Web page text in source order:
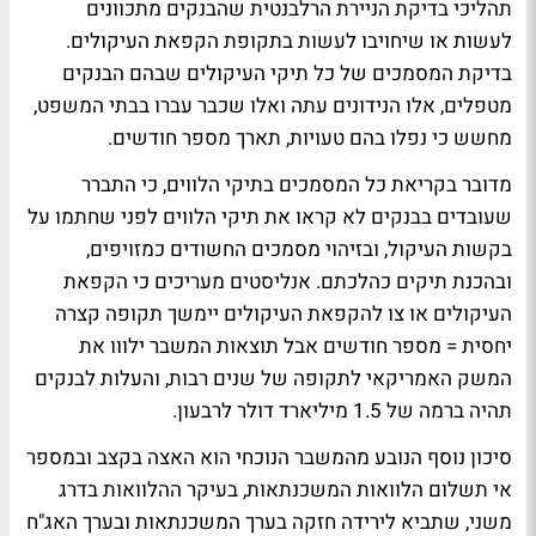
תהליכי בדיקת הניירת הרלבנטית שהבנקים מתכוונים
לעשות או שיחויבו לעשות בתקופת הקפאת העיקולים.
בדיקת המסמכים של כל תיקי העיקולים שבהם הבנקים
מטפלים, אלו הנידונים עתה ואלו שכבר עברו בבתי המשפט,
מחשש כי נפלו בהם טעויות, תארך מספר חודשים.
מדובר בקריאת כל המסמכים בתיקי הלווים, כי התברר
שעובדים בבנקים לא קראו את תיקי הלווים לפני שחתמו על
בקשות העיקול, ובזיהוי מסמכים החשודים כמזויפים,
ובהכנת תיקים כהלכתם. אנליסטים מעריכים כי הקפאת
העיקולים או צו להקפאת העיקולים יימשך תקופה קצרה
יחסית = מספר חודשים אבל תוצאות המשבר ילווו את
המשק האמריקאי לתקופה של שנים רבות, והעלות לבנקים
תהיה ברמה של 1.5 מיליארד דולר לרבעון.
סיכון נוסף הנובע מהמשבר הנוכחי הוא האצה בקצב ובמספר
אי תשלום הלוואות המשכנתאות, בעיקר ההלוואות בדרג
משני, שתביא לירידה חזקה בערך המשכנתאות ובערך האג"ח